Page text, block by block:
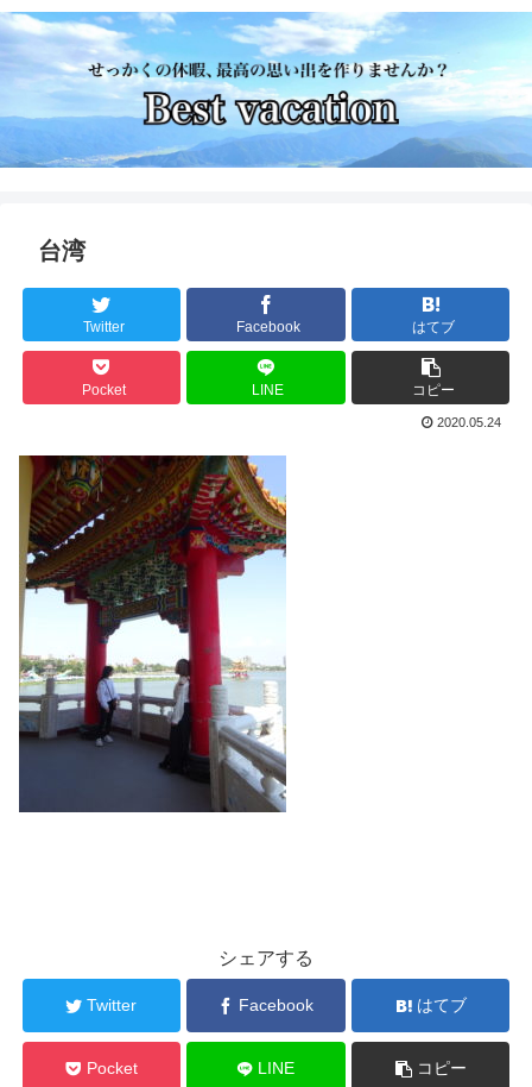
台湾
Twitter Facebook はてブ
Pocket LINE コピー
2020.05.24
シェアする
Twitter Facebook はてブ
Pocket LINE コピー